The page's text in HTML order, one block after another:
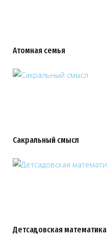
Атомная семья
Сакральный смысл
Детсадовская математика